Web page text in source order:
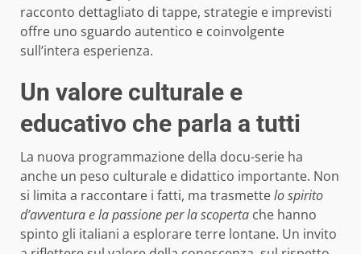
racconto dettagliato di tappe, strategie e imprevisti
offre uno sguardo autentico e coinvolgente
sull’intera esperienza.
Un valore culturale e
educativo che parla a tutti
La nuova programmazione della docu-serie ha
anche un peso culturale e didattico importante. Non
si limita a raccontare i fatti, ma trasmettelo spirito
d’avventura e la passione per la scoperta che hanno
spinto gli italiani a esplorare terre lontane. Un invito